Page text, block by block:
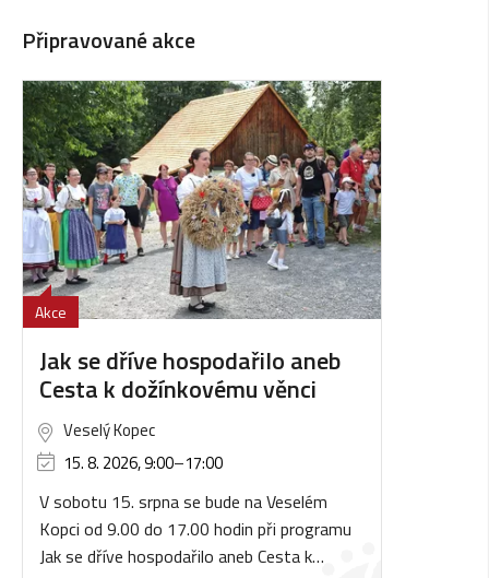
Připravované akce
Akce
Jak se dříve hospodařilo aneb
Cesta k dožínkovému věnci
Veselý Kopec
15. 8. 2026, 9:00–17:00
V sobotu 15. srpna se bude na Veselém
Kopci od 9.00 do 17.00 hodin při programu
Jak se dříve hospodařilo aneb Cesta k…